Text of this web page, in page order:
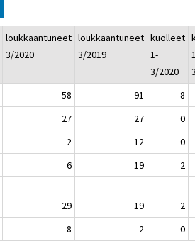
loukkaantuneet
3/2020
loukkaantuneet
3/2019
kuolleet
1-
3/2020
58 91 8
27 27 0
2 12 0
6 19 2
29 19 2
8 2 0